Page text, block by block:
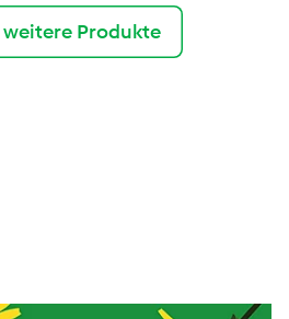
weitere Produkte